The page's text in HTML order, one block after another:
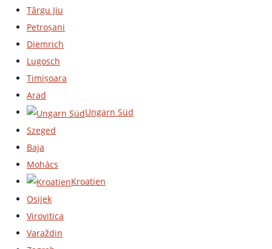
Târgu Jiu
Petroșani
Diemrich
Lugosch
Timișoara
Arad
Ungarn Süd
Szeged
Baja
Mohács
Kroatien
Osijek
Virovitica
Varaždin